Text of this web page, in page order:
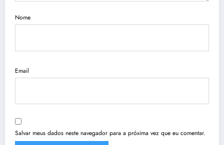
Nome
Email
Salvar meus dados neste navegador para a próxima vez que eu comentar.